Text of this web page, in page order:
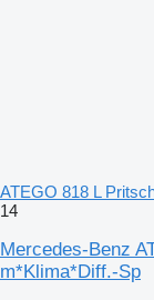
ATEGO 818 L
14
Mercedes-Benz
m*Klima*Diff.-Sp